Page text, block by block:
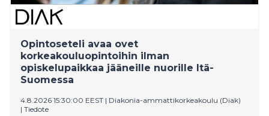
Opintoseteli avaa ovet
korkeakouluopintoihin ilman
opiskelupaikkaa jääneille nuorille Itä-
Suomessa
4.8.2026 15:30:00 EEST | Diakonia-ammattikorkeakoulu (Diak)
| Tiedote